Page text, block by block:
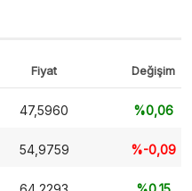
Fiyat Değişim
47,5960 %0,06
54,9759 %-0,09